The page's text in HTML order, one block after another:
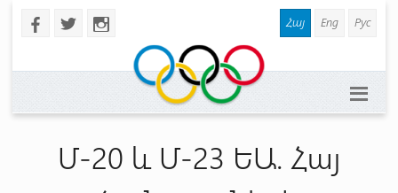
b a x Հայ Eng Рус
Մ-20 և Մ-23 ԵԱ. Հայ